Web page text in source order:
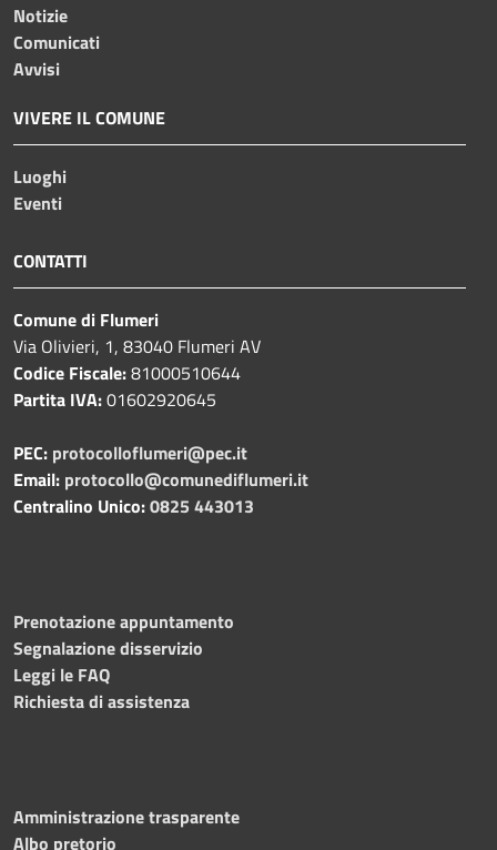
Notizie
Comunicati
Avvisi
VIVERE IL COMUNE
Luoghi
Eventi
CONTATTI
Comune di Flumeri
Via Olivieri, 1, 83040 Flumeri AV
Codice Fiscale:81000510644
Partita IVA:01602920645
PEC: protocolloflumeri@pec.it
Email: protocollo@comunediflumeri.it
Centralino Unico:0825 443013
Prenotazione appuntamento
Segnalazione disservizio
Leggi le FAQ
Richiesta di assistenza
Amministrazione trasparente
Albo pretorio